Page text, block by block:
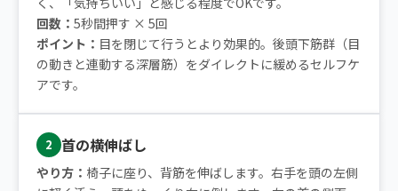
回数： 5秒間押す × 5回
ポイント： 目を閉じて行うとより効果的。後頭下筋群（目
の動きと連動する深層筋）をダイレクトに緩めるセルフケ
アです。
2 首の横伸ばし
やり方： 椅子に座り、背筋を伸ばします。右手を頭の左側